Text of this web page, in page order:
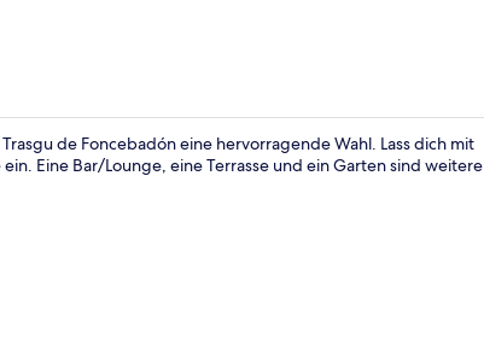
de Foncebadón eine hervorragende Wahl. Lass dich mit
Eine Bar/Lounge, eine Terrasse und ein Garten sind weitere